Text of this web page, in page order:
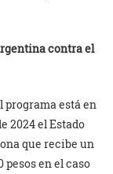
contra el
programa está en
2024 el Estado
que recibe un
en el caso